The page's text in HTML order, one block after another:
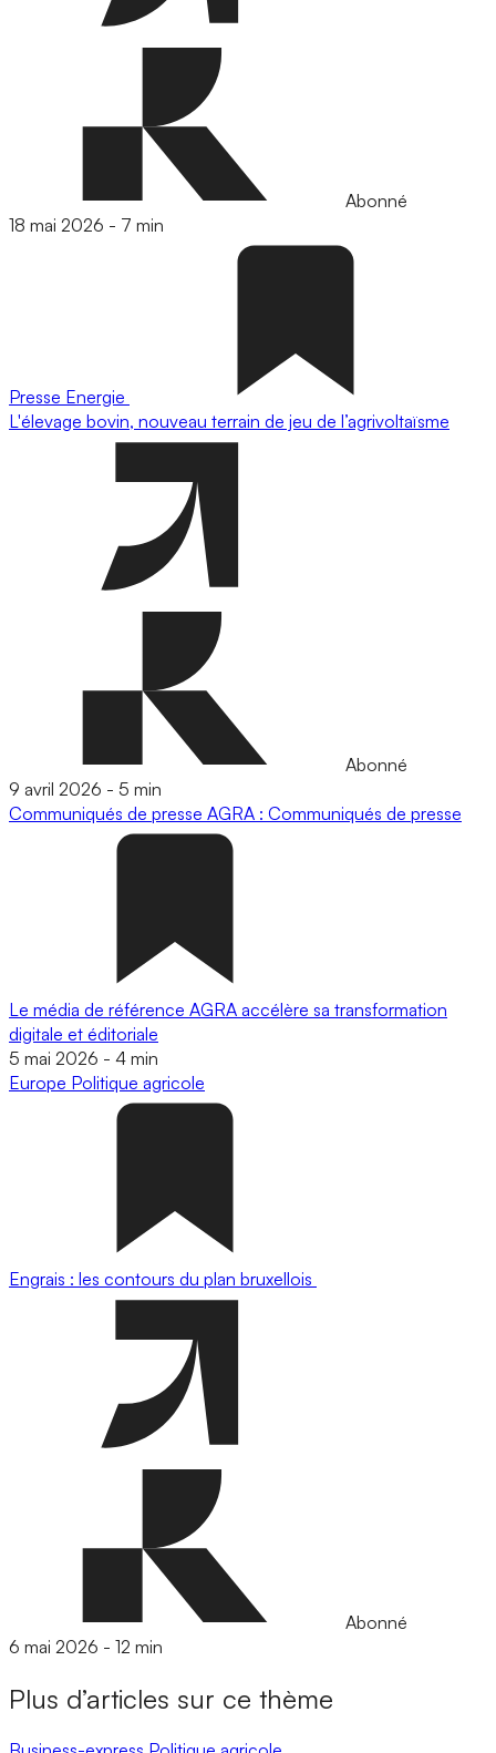
Abonné
18 mai 2026 - 7 min
Presse Energie
L'élevage bovin, nouveau terrain de jeu de l’agrivoltaïsme
Abonné
9 avril 2026 - 5 min
Communiqués de presse AGRA : Communiqués de presse
Le média de référence AGRA accélère sa transformation
digitale et éditoriale
5 mai 2026 - 4 min
Europe Politique agricole
Engrais : les contours du plan bruxellois
Abonné
6 mai 2026 - 12 min
Plus d’articles sur ce thème